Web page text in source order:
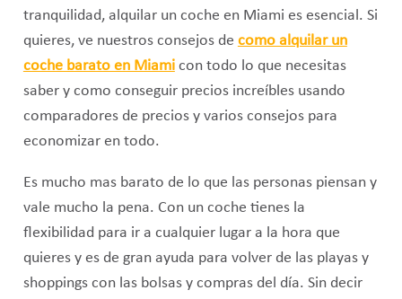
tranquilidad, alquilar un coche en Miami es esencial. Si
quieres, ve nuestros consejos de como alquilar un
coche barato en Miamicon todo lo que necesitas
saber y como conseguir precios increíbles usando
comparadores de precios y varios consejos para
economizar en todo.
Es mucho mas barato de lo que las personas piensan y
vale mucho la pena. Con un coche tienes la
flexibilidad para ir a cualquier lugar a la hora que
quieres y es de gran ayuda para volver de las playas y
shoppings con las bolsas y compras del día. Sin decir